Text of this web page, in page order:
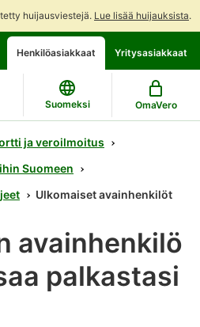
huijausviestejä. Lue lisää huijauksista.
Siirry
suoraan
sisältöön
Siirry
koko
sivuston
hakuun
Avaa
chattibotin
keskustelu
Henkilöasiakkaat Yritysasiakkaat
Suomeksi OmaVero
ja veroilmoitus
Suomeen
Ulkomaiset avainhenkilöt
avainhenkilö
palkastasi